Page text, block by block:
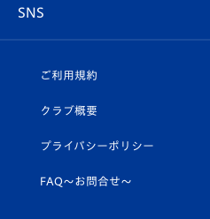
ホームタウン
平和祈念活動
U-18
スクール
SNS
ヴィヴィくんインスタグラム
公式LINE＠
ご利用規約
クラブ概要
プライバシーポリシー
FAQ〜お問合せ〜